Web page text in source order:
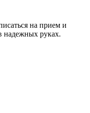
на прием и
надежных руках.